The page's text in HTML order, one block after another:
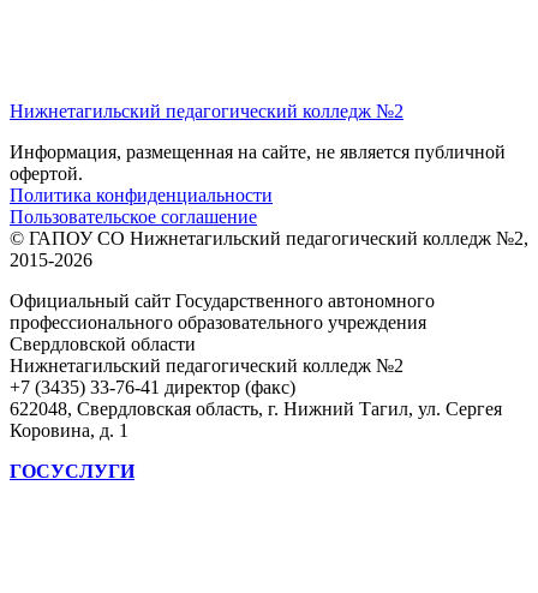
Нижнетагильский педагогический колледж №2
Информация, размещенная на сайте, не является публичной
офертой.
Политика конфиденциальности
Пользовательское соглашение
© ГАПОУ СО Нижнетагильский педагогический колледж №2,
2015-2026
Официальный сайт Государственного автономного
профессионального образовательного учреждения
Свердловской области
Нижнетагильский педагогический колледж №2
+7 (3435) 33-76-41 директор (факс)
622048, Свердловская область, г. Нижний Тагил, ул. Сергея
Коровина, д. 1
ГОСУСЛУГИ